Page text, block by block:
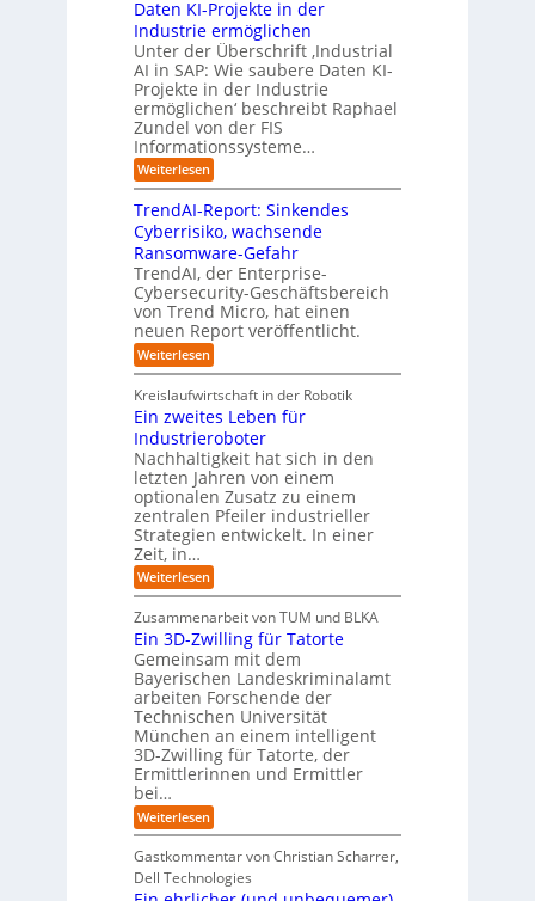
s
i
e
r
u
n
g
E
c
y
s
t
e
m
v
o
n
F
o
r
m
w
a
s
b
e
i
t
w
e
i
t
e
r
s
r
a
u
e
n
g
e
g
e
n
ü
b
e
r
n
i
c
h
t
e
u
r
o
p
i
s
c
h
e
n
R
o
u
t
e
-
H
e
r
r
s
h
l
f
t
b
e
i
d
e
r
O
r
i
e
n
t
i
e
r
u
n
g
Daten KI-Projekte in der
Industrie ermöglichen
Unter der Überschrift ‚Industrial
AI in SAP: Wie saubere Daten KI-
Projekte in der Industrie
ermöglichen‘ beschreibt Raphael
Zundel von der FIS
Informationssysteme…
Weiterlesen:
I
n
d
u
s
t
r
i
a
l
A
I
n
S
A
P
:
W
i
e
s
u
b
e
r
e
D
a
t
e
n
K
I
-
r
o
j
e
k
t
TrendAI-Report: Sinkendes
Cyberrisiko, wachsende
Ransomware-Gefahr
TrendAI, der Enterprise-
Cybersecurity-Geschäftsbereich
von Trend Micro, hat einen
neuen Report veröffentlicht.
Weiterlesen:
T
e
n
d
A
I
-
R
e
p
r
t
S
i
n
k
e
n
d
e
s
C
b
e
r
r
s
Kreislaufwirtschaft in der Robotik
Ein zweites Leben für
Industrieroboter
Nachhaltigkeit hat sich in den
letzten Jahren von einem
optionalen Zusatz zu einem
zentralen Pfeiler industrieller
Strategien entwickelt. In einer
Zeit, in…
Weiterlesen:
E
n
z
w
e
i
t
e
s
L
e
e
n
ü
r
I
Zusammenarbeit von TUM und BLKA
Ein 3D-Zwilling für Tatorte
Gemeinsam mit dem
Bayerischen Landeskriminalamt
arbeiten Forschende der
Technischen Universität
München an einem intelligent
3D-Zwilling für Tatorte, der
Ermittlerinnen und Ermittler
bei…
Weiterlesen:
E
n
3
Gastkommentar von Christian Scharrer,
Dell Technologies